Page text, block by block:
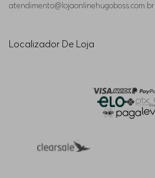
atendimento@lojaonlinehugoboss.com.br
Localizador De Loja